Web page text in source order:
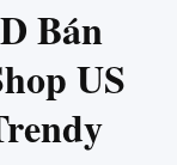
Bán
US